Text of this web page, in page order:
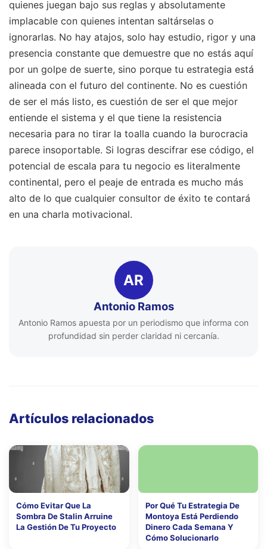
quienes juegan bajo sus reglas y absolutamente
implacable con quienes intentan saltárselas o
ignorarlas. No hay atajos, solo hay estudio, rigor y una
presencia constante que demuestre que no estás aquí
por un golpe de suerte, sino porque tu estrategia está
alineada con el futuro del continente. No es cuestión
de ser el más listo, es cuestión de ser el que mejor
entiende el sistema y el que tiene la resistencia
necesaria para no tirar la toalla cuando la burocracia
parece insoportable. Si logras descifrar ese código, el
potencial de escala para tu negocio es literalmente
continental, pero el peaje de entrada es mucho más
alto de lo que cualquier consultor de éxito te contará
en una charla motivacional.
AR
Antonio Ramos
Antonio Ramos apuesta por un periodismo que informa con
profundidad sin perder claridad ni cercanía.
Artículos relacionados
Cómo Evitar Que La
Sombra De Stalin Arruine
La Gestión De Tu Proyecto
Por Qué Tu Estrategia De
Montoya Está Perdiendo
Dinero Cada Semana Y
Cómo Solucionarlo